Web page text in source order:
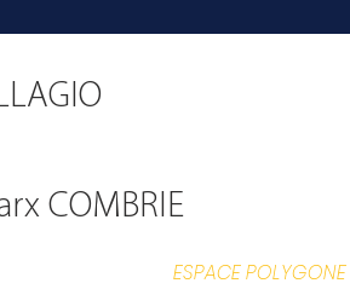
COMBRIE
ESPACE POLYGONE